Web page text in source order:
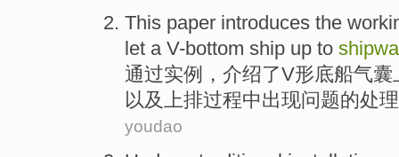
This paper introduces the
let a V-bottom ship up to
通过实例，介绍了V形底船气囊
以及上排过程中出现问题的处
youdao